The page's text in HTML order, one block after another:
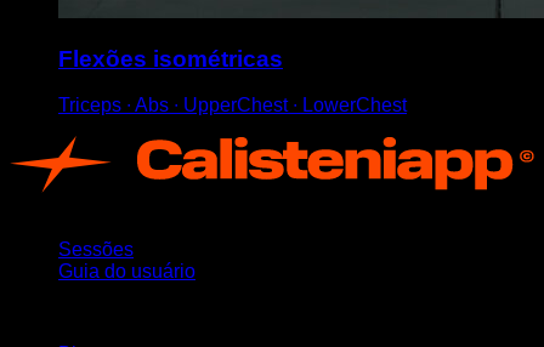
Flexões isométricas
Triceps ∙ Abs ∙ UpperChest ∙ LowerChest
Sessões
Guia do usuário